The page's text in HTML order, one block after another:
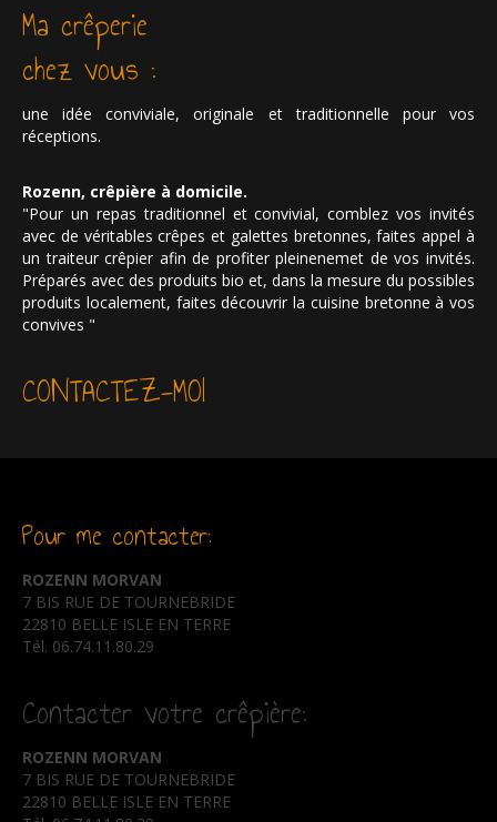
Ma crêperie
chez vous :
une idée conviviale, originale et traditionnelle pour vos
réceptions.
Rozenn, crêpière à domicile.
"Pour un repas traditionnel et convivial, comblez vos invités
avec de véritables crêpes et galettes bretonnes, faites appel à
un traiteur crêpier afin de profiter pleinenemet de vos invités.
Préparés avec des produits bio et, dans la mesure du possibles
produits localement, faites découvrir la cuisine bretonne à vos
convives "
CONTACTEZ-MOI
Pour me contacter:
ROZENN MORVAN
7 BIS RUE DE TOURNEBRIDE
22810 BELLE ISLE EN TERRE
Tél. 06.74.11.80.29
Contacter votre crêpière:
ROZENN MORVAN
7 BIS RUE DE TOURNEBRIDE
22810 BELLE ISLE EN TERRE